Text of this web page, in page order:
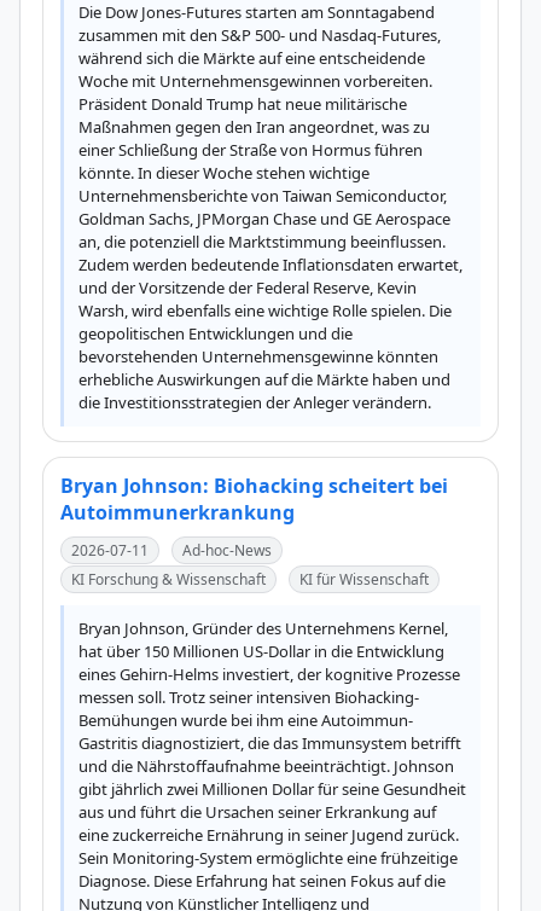
Die Dow Jones-Futures starten am Sonntagabend
zusammen mit den S&P 500- und Nasdaq-Futures,
während sich die Märkte auf eine entscheidende
Woche mit Unternehmensgewinnen vorbereiten.
Präsident Donald Trump hat neue militärische
Maßnahmen gegen den Iran angeordnet, was zu
einer Schließung der Straße von Hormus führen
könnte. In dieser Woche stehen wichtige
Unternehmensberichte von Taiwan Semiconductor,
Goldman Sachs, JPMorgan Chase und GE Aerospace
an, die potenziell die Marktstimmung beeinflussen.
Zudem werden bedeutende Inflationsdaten erwartet,
und der Vorsitzende der Federal Reserve, Kevin
Warsh, wird ebenfalls eine wichtige Rolle spielen. Die
geopolitischen Entwicklungen und die
bevorstehenden Unternehmensgewinne könnten
erhebliche Auswirkungen auf die Märkte haben und
die Investitionsstrategien der Anleger verändern.
Bryan Johnson: Biohacking scheitert bei
Autoimmunerkrankung
2026-07-11
Ad-hoc-News
KI Forschung & Wissenschaft
KI für Wissenschaft
Bryan Johnson, Gründer des Unternehmens Kernel,
hat über 150 Millionen US-Dollar in die Entwicklung
eines Gehirn-Helms investiert, der kognitive Prozesse
messen soll. Trotz seiner intensiven Biohacking-
Bemühungen wurde bei ihm eine Autoimmun-
Gastritis diagnostiziert, die das Immunsystem betrifft
und die Nährstoffaufnahme beeinträchtigt. Johnson
gibt jährlich zwei Millionen Dollar für seine Gesundheit
aus und führt die Ursachen seiner Erkrankung auf
eine zuckerreiche Ernährung in seiner Jugend zurück.
Sein Monitoring-System ermöglichte eine frühzeitige
Diagnose. Diese Erfahrung hat seinen Fokus auf die
Nutzung von Künstlicher Intelligenz und